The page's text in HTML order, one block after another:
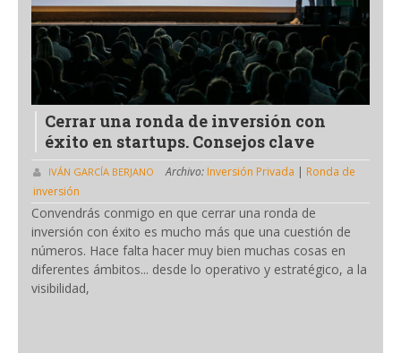
Cerrar una ronda de inversión con
éxito en startups. Consejos clave
IVÁN GARCÍA BERJANO Archivo: Inversión Privada | Ronda de
inversión
Convendrás conmigo en que cerrar una ronda de
inversión con éxito es mucho más que una cuestión de
números. Hace falta hacer muy bien muchas cosas en
diferentes ámbitos... desde lo operativo y estratégico, a la
visibilidad,